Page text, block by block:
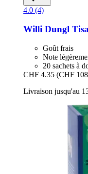
4.0 (4)
Willi Dungl
Goût frais
Note
20 sachets à
CHF 4.35 (CHF
Livraison jusqu'au